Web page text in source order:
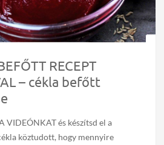
RECEPT
– cékla befőtt
VIDEÓNKAT és készítsd el a
köztudott, hogy mennyire